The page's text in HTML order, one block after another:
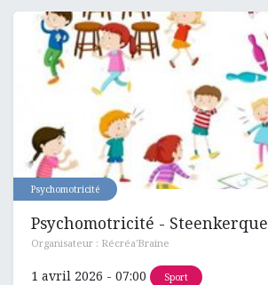
Psychomotricité
Psychomotricité - Steenkerque
Organisateur : Récréa'Braine
1 avril 2026 - 07:00 Sport